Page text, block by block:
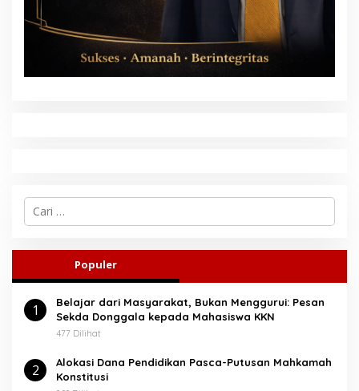
C
i
n
u
k
Populer
1
Belajar dari Masyarakat, Bukan Menggurui: Pesan
Sekda Donggala kepada Mahasiswa KKN
477 Dilihat
2
Alokasi Dana Pendidikan Pasca-Putusan Mahkamah
Konstitusi